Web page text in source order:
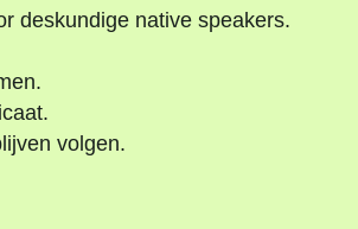
deskundige native speakers.
volgen.